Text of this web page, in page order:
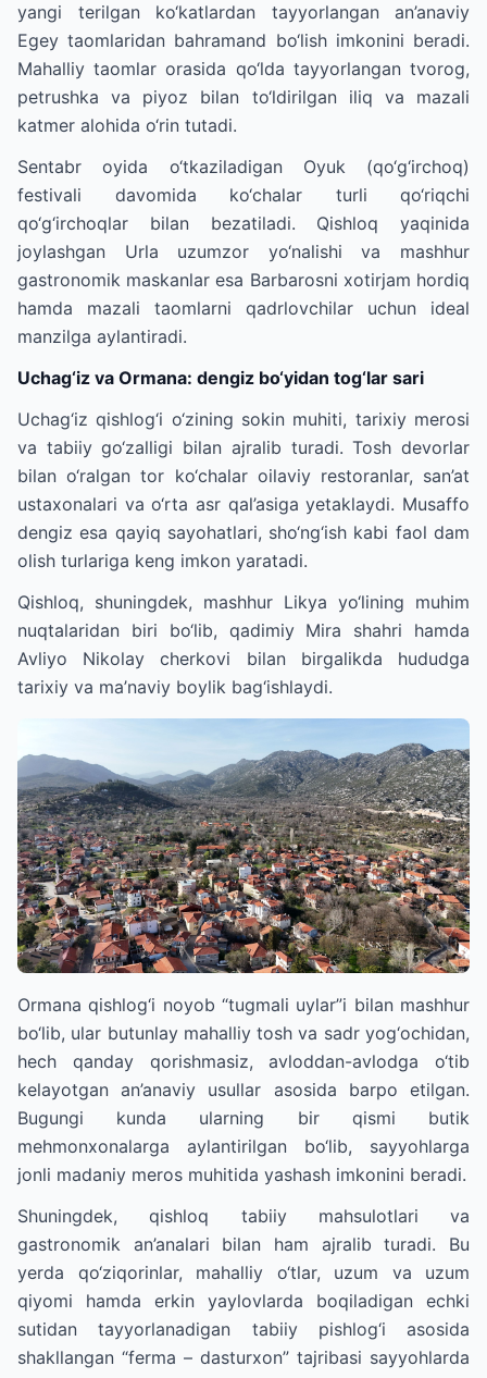
yangi terilgan ko‘katlardan tayyorlangan an’anaviy
Egey taomlaridan bahramand bo‘lish imkonini beradi.
Mahalliy taomlar orasida qo‘lda tayyorlangan tvorog,
petrushka va piyoz bilan to‘ldirilgan iliq va mazali
katmer alohida o‘rin tutadi.
Sentabr oyida o‘tkaziladigan Oyuk (qo‘g‘irchoq)
festivali davomida ko‘chalar turli qo‘riqchi
qo‘g‘irchoqlar bilan bezatiladi. Qishloq yaqinida
joylashgan Urla uzumzor yo‘nalishi va mashhur
gastronomik maskanlar esa Barbarosni xotirjam hordiq
hamda mazali taomlarni qadrlovchilar uchun ideal
manzilga aylantiradi.
Uchag‘iz va Ormana: dengiz bo‘yidan tog‘lar sari
Uchag‘iz qishlog‘i o‘zining sokin muhiti, tarixiy merosi
va tabiiy go‘zalligi bilan ajralib turadi. Tosh devorlar
bilan o‘ralgan tor ko‘chalar oilaviy restoranlar, san’at
ustaxonalari va o‘rta asr qal’asiga yetaklaydi. Musaffo
dengiz esa qayiq sayohatlari, sho‘ng‘ish kabi faol dam
olish turlariga keng imkon yaratadi.
Qishloq, shuningdek, mashhur Likya yo‘lining muhim
nuqtalaridan biri bo‘lib, qadimiy Mira shahri hamda
Avliyo Nikolay cherkovi bilan birgalikda hududga
tarixiy va ma’naviy boylik bag‘ishlaydi.
Ormana qishlog‘i noyob “tugmali uylar”i bilan mashhur
bo‘lib, ular butunlay mahalliy tosh va sadr yog‘ochidan,
hech qanday qorishmasiz, avloddan-avlodga o‘tib
kelayotgan an’anaviy usullar asosida barpo etilgan.
Bugungi kunda ularning bir qismi butik
mehmonxonalarga aylantirilgan bo‘lib, sayyohlarga
jonli madaniy meros muhitida yashash imkonini beradi.
Shuningdek, qishloq tabiiy mahsulotlari va
gastronomik an’analari bilan ham ajralib turadi. Bu
yerda qo‘ziqorinlar, mahalliy o‘tlar, uzum va uzum
qiyomi hamda erkin yaylovlarda boqiladigan echki
sutidan tayyorlanadigan tabiiy pishlog‘i asosida
shakllangan “ferma – dasturxon” tajribasi sayyohlarda